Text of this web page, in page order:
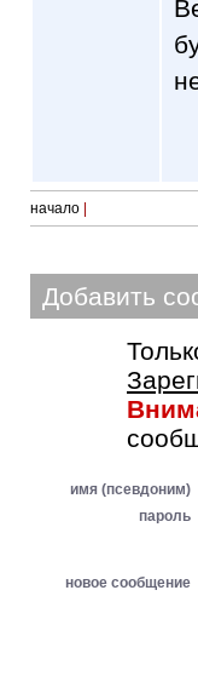
начало
Добавить
имя (псевдоним)
пароль
новое сообщение